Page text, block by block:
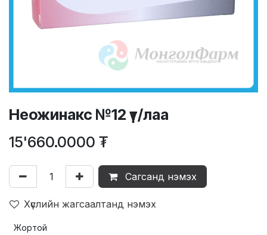
Неожинакс №12 үт/лаа
15'660.0000 ₮
Сагсанд нэмэх
Хүслийн жагсаалтанд нэмэх
Жортой